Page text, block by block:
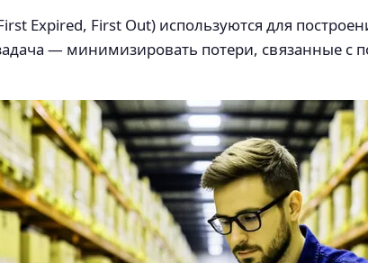
Expired, First Out) используются для
— минимизировать потери, связанные с